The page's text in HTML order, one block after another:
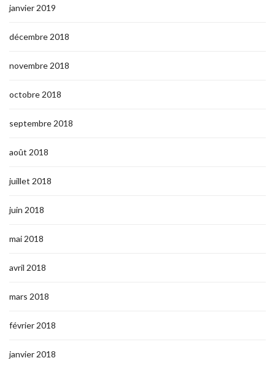
janvier 2019
décembre 2018
novembre 2018
octobre 2018
septembre 2018
août 2018
juillet 2018
juin 2018
mai 2018
avril 2018
mars 2018
février 2018
janvier 2018